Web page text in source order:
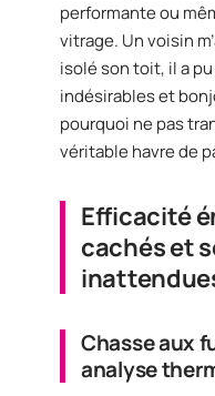
performante ou
vitrage. Un voisin
isolé son toit, il a
indésirables et
pourquoi ne pas
véritable havre de
Efficacité
cachés et
Chasse aux
analyse